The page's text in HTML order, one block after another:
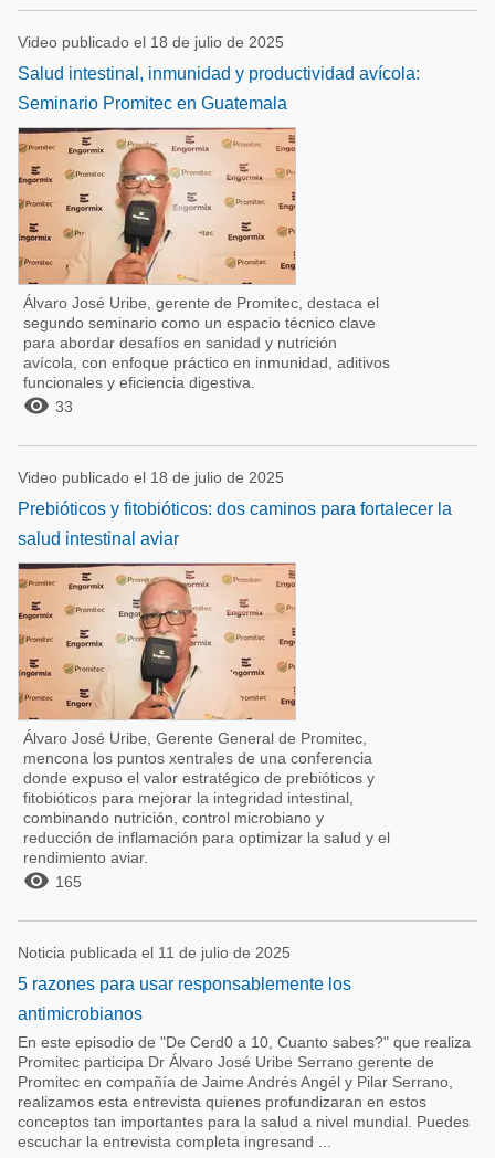
Video publicado el 18 de julio de 2025
Salud intestinal, inmunidad y productividad avícola:
Seminario Promitec en Guatemala
Álvaro José Uribe, gerente de Promitec, destaca el
segundo seminario como un espacio técnico clave
para abordar desafíos en sanidad y nutrición
avícola, con enfoque práctico en inmunidad, aditivos
funcionales y eficiencia digestiva.
 33
Video publicado el 18 de julio de 2025
Prebióticos y fitobióticos: dos caminos para fortalecer la
salud intestinal aviar
Álvaro José Uribe, Gerente General de Promitec,
mencona los puntos xentrales de una conferencia
donde expuso el valor estratégico de prebióticos y
fitobióticos para mejorar la integridad intestinal,
combinando nutrición, control microbiano y
reducción de inflamación para optimizar la salud y el
rendimiento aviar.
 165
Noticia publicada el 11 de julio de 2025
5 razones para usar responsablemente los
antimicrobianos
En este episodio de "De Cerd0 a 10, Cuanto sabes?" que realiza
Promitec participa Dr Álvaro José Uribe Serrano gerente de
Promitec en compañía de Jaime Andrés Angél y Pilar Serrano,
realizamos esta entrevista quienes profundizaran en estos
conceptos tan importantes para la salud a nivel mundial. Puedes
escuchar la entrevista completa ingresand ...